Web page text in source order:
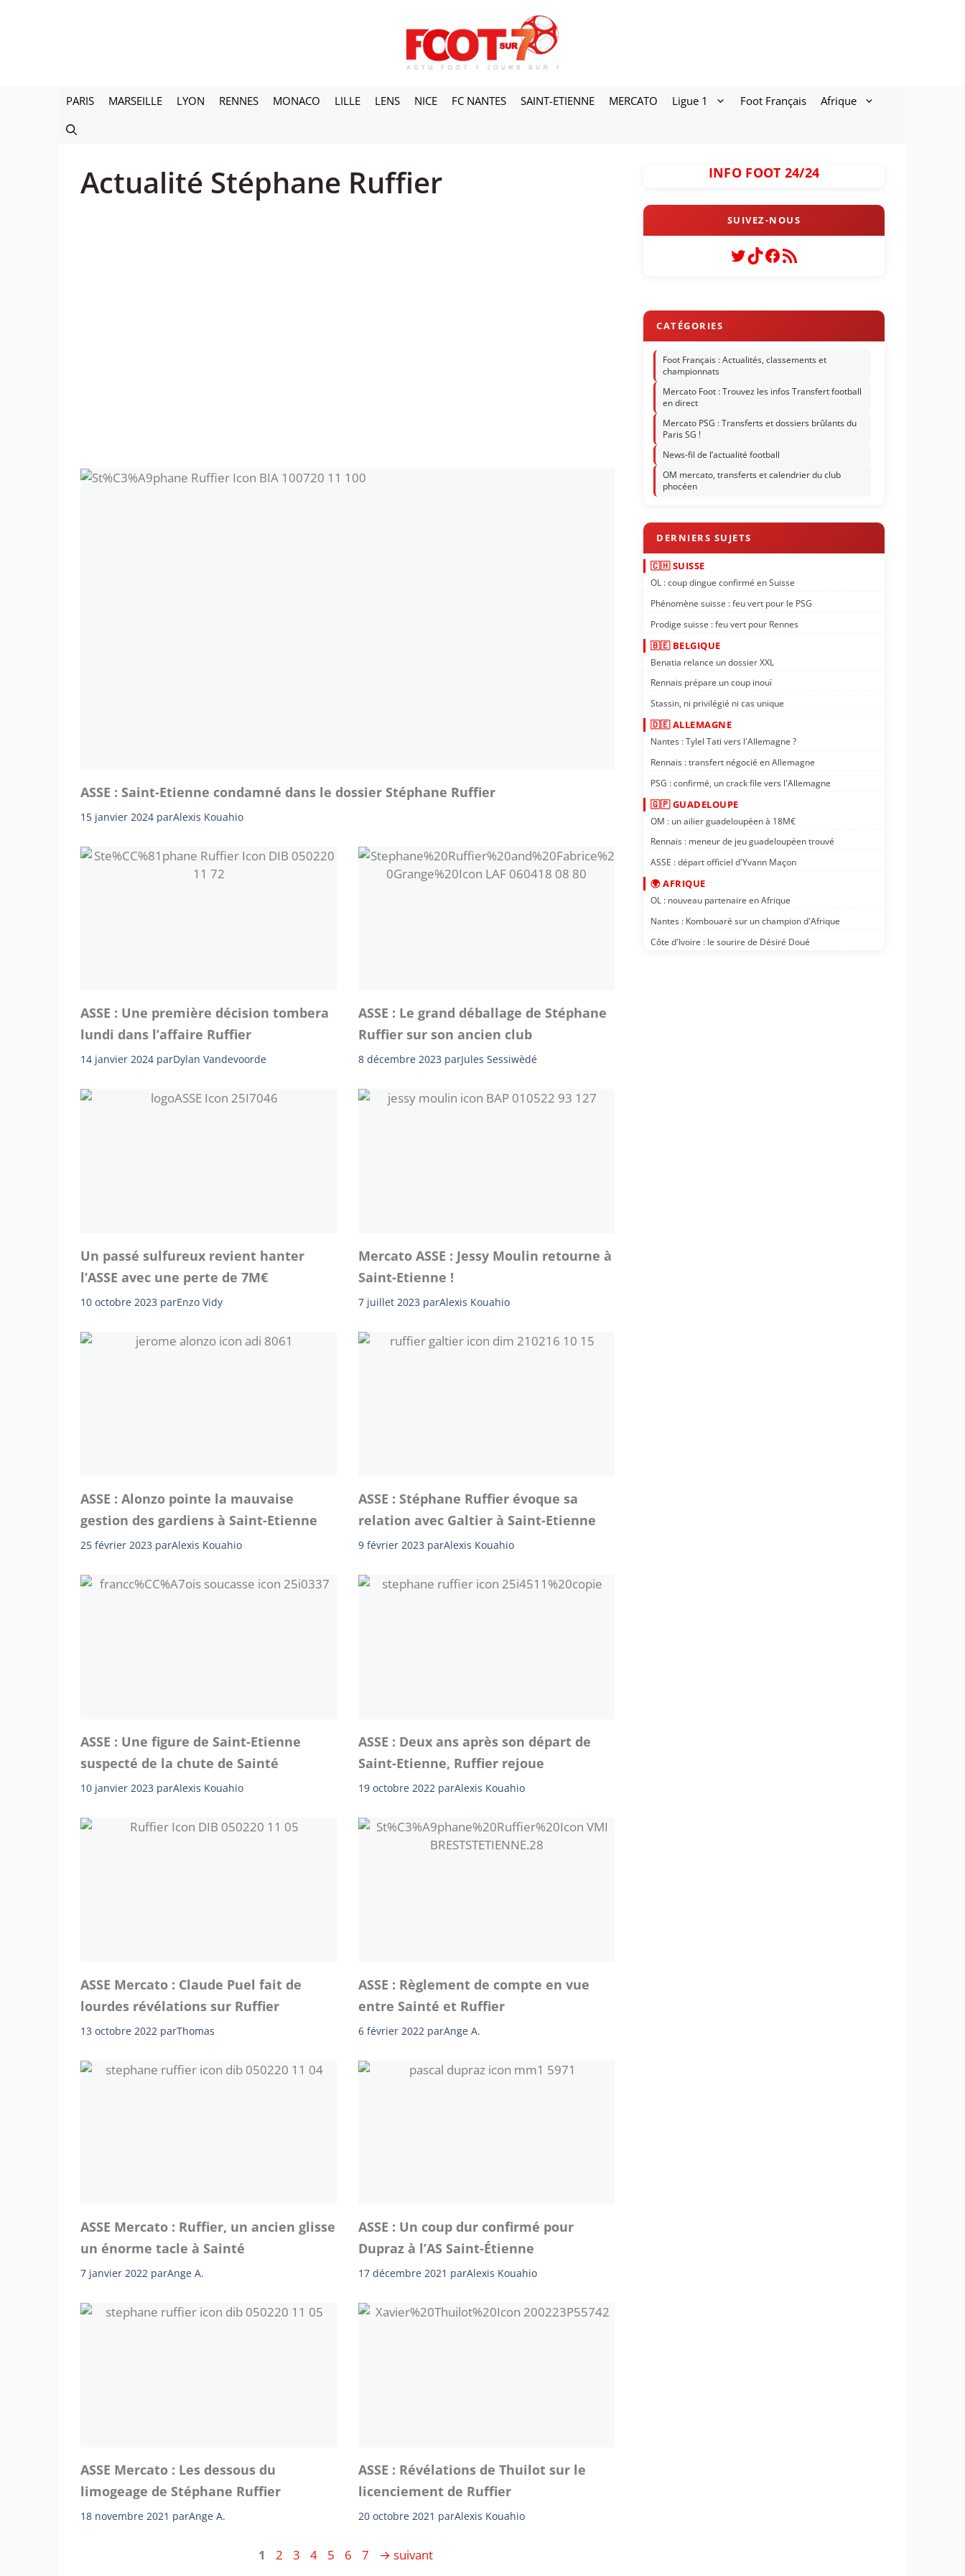
PARIS MARSEILLE LYON RENNES MONACO LILLE LENS NICE FC NANTES SAINT-ETIENNE MERCATO Ligue 1 Foot Français Afrique
Actualité Stéphane Ruffier
ASSE : Saint-Etienne condamné dans le dossier Stéphane Ruffier
15 janvier 2024 parAlexis Kouahio
ASSE : Une première décision tombera
lundi dans l’affaire Ruffier
14 janvier 2024 parDylan Vandevoorde
ASSE : Le grand déballage de Stéphane
Ruffier sur son ancien club
8 décembre 2023 parJules Sessiwèdé
Un passé sulfureux revient hanter
l’ASSE avec une perte de 7M€
10 octobre 2023 parEnzo Vidy
Mercato ASSE : Jessy Moulin retourne à
Saint-Etienne !
7 juillet 2023 parAlexis Kouahio
ASSE : Alonzo pointe la mauvaise
gestion des gardiens à Saint-Etienne
25 février 2023 parAlexis Kouahio
ASSE : Stéphane Ruffier évoque sa
relation avec Galtier à Saint-Etienne
9 février 2023 parAlexis Kouahio
ASSE : Une figure de Saint-Etienne
suspecté de la chute de Sainté
10 janvier 2023 parAlexis Kouahio
ASSE : Deux ans après son départ de
Saint-Etienne, Ruffier rejoue
19 octobre 2022 parAlexis Kouahio
ASSE Mercato : Claude Puel fait de
lourdes révélations sur Ruffier
13 octobre 2022 parThomas
ASSE : Règlement de compte en vue
entre Sainté et Ruffier
6 février 2022 parAnge A.
ASSE Mercato : Ruffier, un ancien glisse
un énorme tacle à Sainté
7 janvier 2022 parAnge A.
ASSE : Un coup dur confirmé pour
Dupraz à l’AS Saint-Étienne
17 décembre 2021 parAlexis Kouahio
ASSE Mercato : Les dessous du
limogeage de Stéphane Ruffier
18 novembre 2021 parAnge A.
ASSE : Révélations de Thuilot sur le
licenciement de Ruffier
20 octobre 2021 parAlexis Kouahio
Page
1 Page
2 Page
3 Page
4 Page
5 Page
6 Page
7 → suivant
INFO FOOT 24/24
Twitter
TikTok
Facebook
Flux RSS
Foot Français : Actualités, classements et
championnats
Mercato Foot : Trouvez les infos Transfert football
en direct
Mercato PSG : Transferts et dossiers brûlants du
Paris SG !
News-fil de l’actualité football
OM mercato, transferts et calendrier du club
phocéen
🇨🇭 SUISSE
OL : coup dingue confirmé en Suisse
Phénomène suisse : feu vert pour le PSG
Prodige suisse : feu vert pour Rennes
🇧🇪 BELGIQUE
Benatia relance un dossier XXL
Rennais prépare un coup inouï
Stassin, ni privilégié ni cas unique
🇩🇪 ALLEMAGNE
Nantes : Tylel Tati vers l'Allemagne ?
Rennais : transfert négocié en Allemagne
PSG : confirmé, un crack file vers l'Allemagne
🇬🇵 GUADELOUPE
OM : un ailier guadeloupéen à 18M€
Rennais : meneur de jeu guadeloupéen trouvé
ASSE : départ officiel d'Yvann Maçon
🌍 AFRIQUE
OL : nouveau partenaire en Afrique
Nantes : Kombouaré sur un champion d'Afrique
Côte d'Ivoire : le sourire de Désiré Doué